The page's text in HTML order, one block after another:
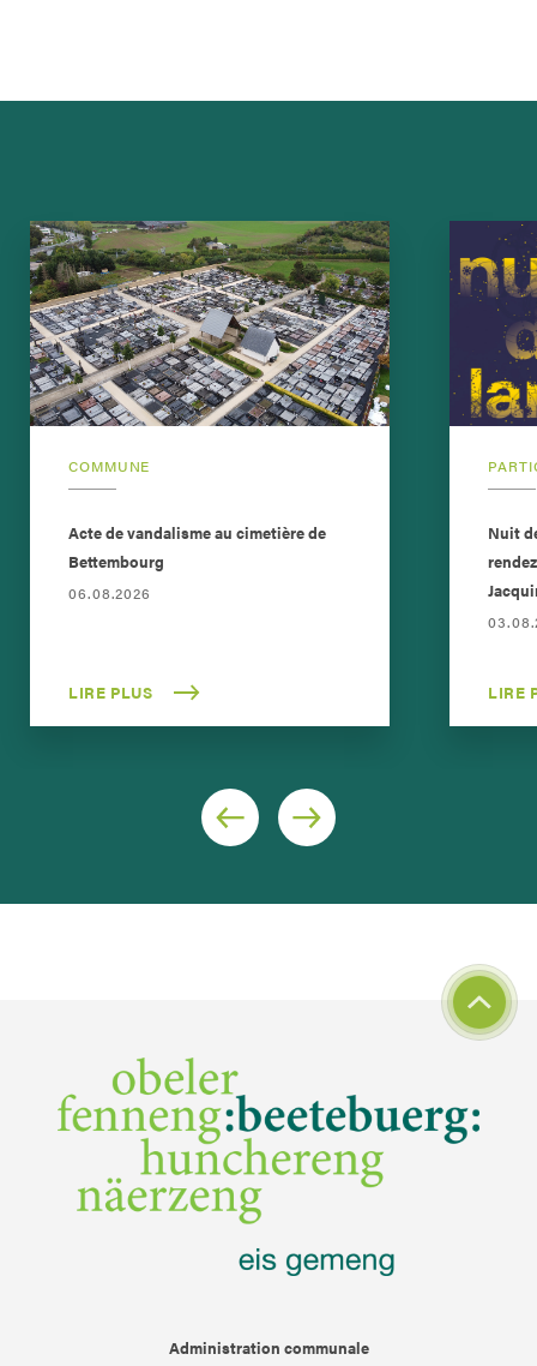
COMMUNE
Acte de vandalisme au cimetière de
Bettembourg
06.08.2026
LIRE PLUS
Nuit
LIRE
Administration communale